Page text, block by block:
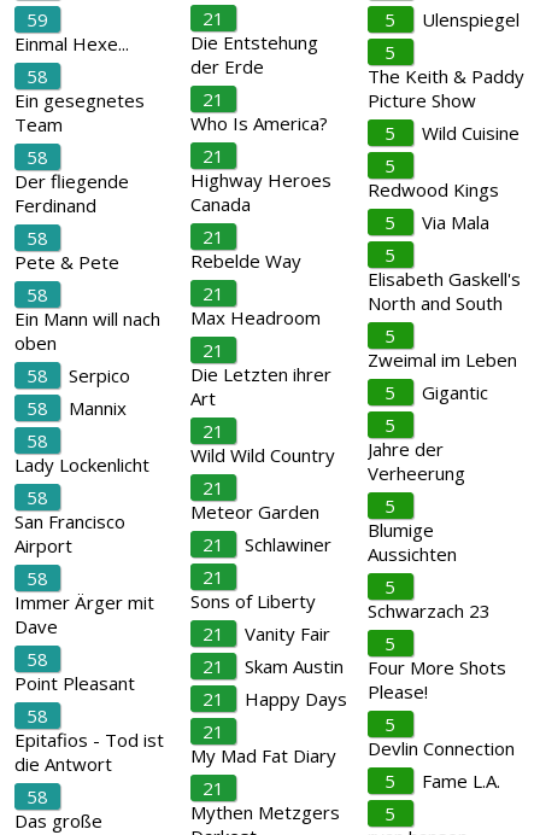
59
Einmal Hexe...
58
Ein gesegnetes
Team
58
Der fliegende
Ferdinand
58
Pete & Pete
58
Ein Mann will nach
oben
58
Serpico
58
Mannix
58
Lady Lockenlicht
58
San Francisco
Airport
58
Immer Ärger mit
Dave
58
Point Pleasant
58
Epitafios - Tod ist
die Antwort
58
Das große
21
Die Entstehung
der Erde
21
Who Is America?
21
Highway Heroes
Canada
21
Rebelde Way
21
Max Headroom
21
Die Letzten ihrer
Art
21
Wild Wild Country
21
Meteor Garden
21
Schlawiner
21
Sons of Liberty
21
Vanity Fair
21
Skam Austin
21
Happy Days
21
My Mad Fat Diary
21
Mythen Metzgers
5
Ulenspiegel
5
The Keith & Paddy
Picture Show
5
Wild Cuisine
5
Redwood Kings
5
Via Mala
5
Elisabeth Gaskell's
North and South
5
Zweimal im Leben
5
Gigantic
5
Jahre der
Verheerung
5
Blumige
Aussichten
5
Schwarzach 23
5
Four More Shots
Please!
5
Devlin Connection
5
Fame L.A.
5